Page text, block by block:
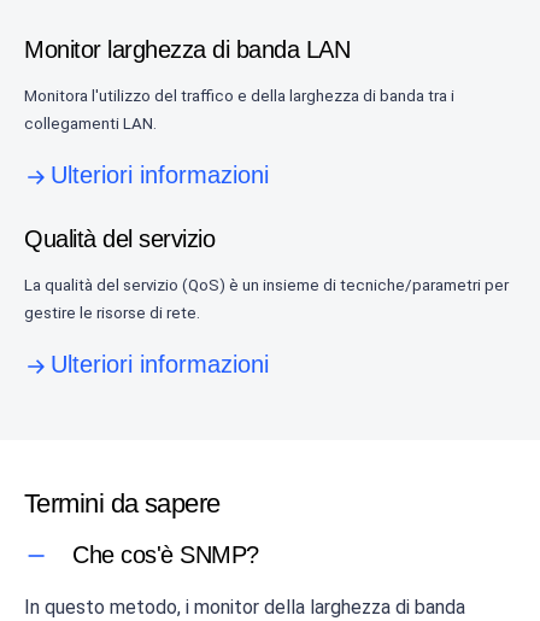
Monitor larghezza di banda LAN
Monitora l'utilizzo del traffico e della larghezza di banda tra i
collegamenti LAN.
Ulteriori informazioni
Qualità del servizio
La qualità del servizio (QoS) è un insieme di tecniche/parametri per
gestire le risorse di rete.
Ulteriori informazioni
Termini da sapere
Che cos'è SNMP?
In questo metodo, i monitor della larghezza di banda